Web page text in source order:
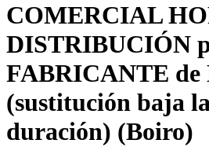
COMERCIAL
DISTRIBUCIÓN
FABRICANTE de
(sustitución baja
duración) (Boiro)